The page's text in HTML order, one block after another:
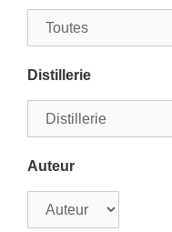
Distillerie
Auteur